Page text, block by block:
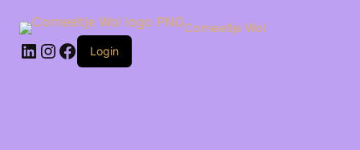
naar
inhoud
Corneeltje Wol
LinkedIn
Instagram
Facebook
Login